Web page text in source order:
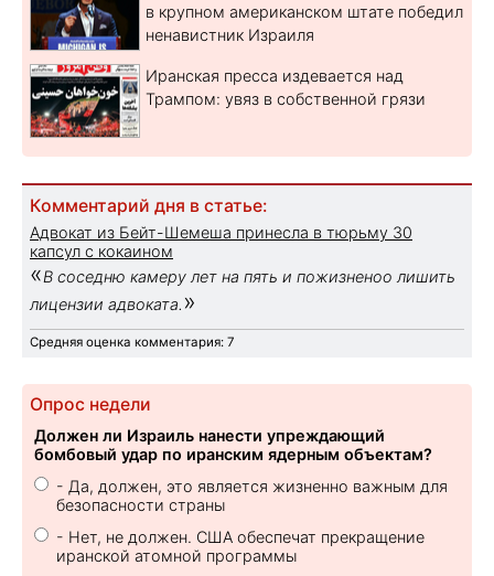
в крупном американском штате победил
ненавистник Израиля
Иранская пресса издевается над
Трампом: увяз в собственной грязи
Комментарий дня в статье:
Адвокат из Бейт-Шемеша принесла в тюрьму 30
капсул с кокаином
«В соседню камеру лет на пять и пожизненоо лишить
лицензии адвоката. »
Средняя оценка комментария: 7
Опрос недели
Должен ли Израиль нанести упреждающий
бомбовый удар по иранским ядерным объектам?
- Да, должен, это является жизненно важным для
безопасности страны
- Нет, не должен. США обеспечат прекращение
иранской атомной программы